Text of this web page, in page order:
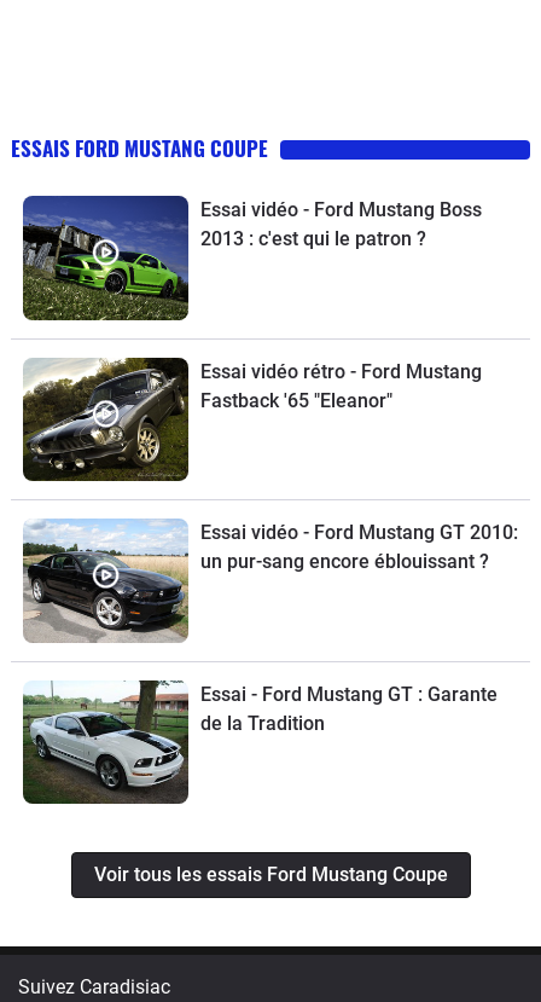
ESSAIS FORD MUSTANG COUPE
Essai vidéo - Ford Mustang Boss
2013 : c'est qui le patron ?
Essai vidéo rétro - Ford Mustang
Fastback '65 "Eleanor"
Essai vidéo - Ford Mustang GT 2010:
un pur-sang encore éblouissant ?
Essai - Ford Mustang GT : Garante
de la Tradition
Voir tous les essais Ford Mustang Coupe
Suivez Caradisiac